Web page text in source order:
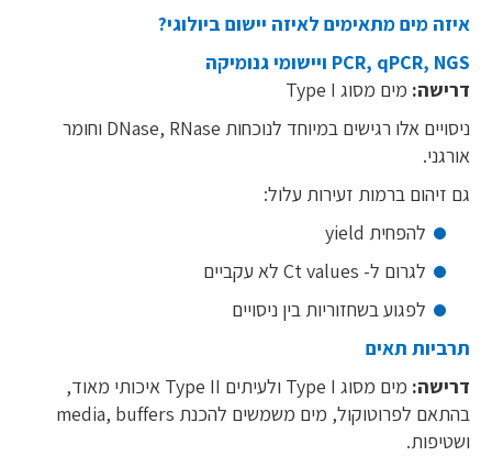
איזה מים מתאימים לאיזה יישום ביולוגי?
PCR, qPCR, NGS ויישומי גנומיקה
דרישה: מים מסוג Type I
ניסויים אלו רגישים במיוחד לנוכחות DNase, RNase וחומר
אורגני.
גם זיהום ברמות זעירות עלול:
להפחית yield
לגרום ל- Ct values לא עקביים
לפגוע בשחזוריות בין ניסויים
תרביות תאים
דרישה:
מים מסוג Type I ולעיתים Type II איכותי מאוד,
בהתאם לפרוטוקול, מים משמשים להכנת media, buffers
ושטיפות.